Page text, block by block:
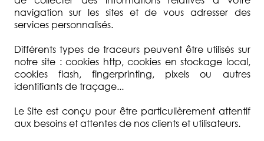
navigation sur les sites et de vous adresser des
services personnalisés.
Différents types de traceurs peuvent être utilisés sur
notre site : cookies http, cookies en stockage local,
cookies flash, fingerprinting, pixels ou autres
identifiants de traçage...
Le Site est conçu pour être particulièrement attentif
aux besoins et attentes de nos clients et utilisateurs.